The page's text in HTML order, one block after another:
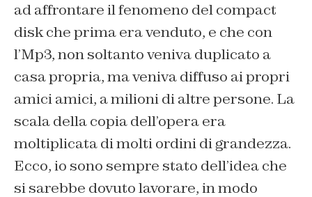
ad affrontare il fenomeno del compact
disk che prima era venduto, e che con
l’Mp3, non soltanto veniva duplicato a
casa propria, ma veniva diffuso ai propri
amici amici, a milioni di altre persone. La
scala della copia dell’opera era
moltiplicata di molti ordini di grandezza.
Ecco, io sono sempre stato dell’idea che
si sarebbe dovuto lavorare, in modo